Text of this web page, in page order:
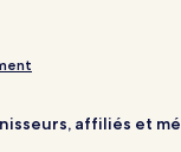
affiliés et